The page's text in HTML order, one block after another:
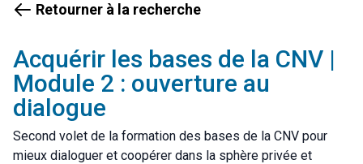
Retourner à la recherche
Acquérir les bases de la CNV |
Module 2 : ouverture au
dialogue
Second volet de la formation des bases de la CNV pour
mieux dialoguer et coopérer dans la sphère privée et